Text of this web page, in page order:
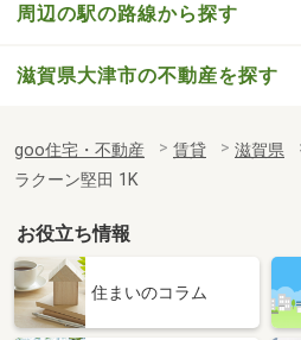
周辺の駅の路線から探す
滋賀県大津市の不動産を探す
goo住宅・不動産 賃貸 滋賀県
ラクーン堅田 1K
お役立ち情報
住まいのコラム